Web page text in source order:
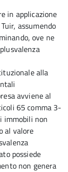
in applicazione
assumendo
ove ne
alla
avviene al
65 comma 3-
immobili non
al valore
possiede
non genera